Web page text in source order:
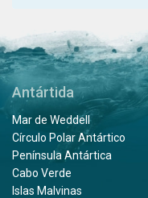
Antártida
Mar de Weddell
Círculo Polar Antártico
Península Antártica
Cabo Verde
Islas Malvinas